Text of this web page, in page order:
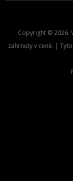
Copyright © 2026.
zahrnuty v ceně. |